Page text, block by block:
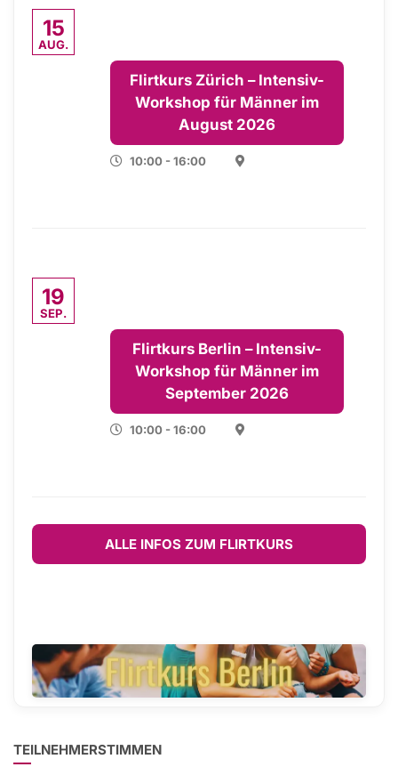
15
AUG.
Flirtkurs Zürich – Intensiv-
Workshop für Männer im
August 2026
10:00 - 16:00
19
SEP.
Flirtkurs Berlin – Intensiv-
Workshop für Männer im
September 2026
10:00 - 16:00
ALLE INFOS ZUM FLIRTKURS
TEILNEHMERSTIMMEN